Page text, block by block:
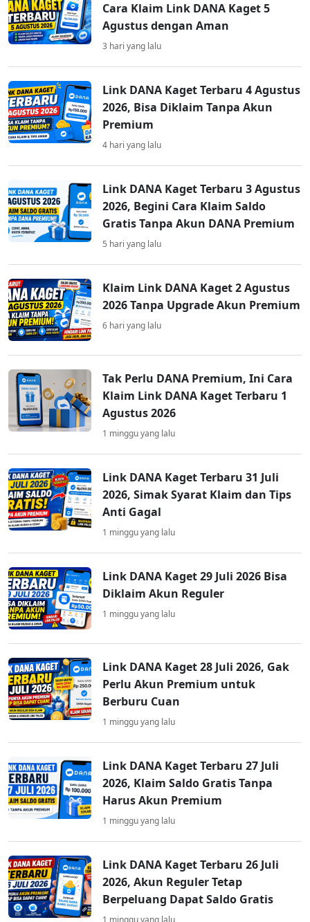
Cara Klaim Link DANA Kaget 5
Agustus dengan Aman
3 hari yang lalu
Link DANA Kaget Terbaru 4 Agustus
2026, Bisa Diklaim Tanpa Akun
Premium
4 hari yang lalu
Link DANA Kaget Terbaru 3 Agustus
2026, Begini Cara Klaim Saldo
Gratis Tanpa Akun DANA Premium
5 hari yang lalu
Klaim Link DANA Kaget 2 Agustus
2026 Tanpa Upgrade Akun Premium
6 hari yang lalu
Tak Perlu DANA Premium, Ini Cara
Klaim Link DANA Kaget Terbaru 1
Agustus 2026
1 minggu yang lalu
Link DANA Kaget Terbaru 31 Juli
2026, Simak Syarat Klaim dan Tips
Anti Gagal
1 minggu yang lalu
Link DANA Kaget 29 Juli 2026 Bisa
Diklaim Akun Reguler
1 minggu yang lalu
Link DANA Kaget 28 Juli 2026, Gak
Perlu Akun Premium untuk
Berburu Cuan
1 minggu yang lalu
Link DANA Kaget Terbaru 27 Juli
2026, Klaim Saldo Gratis Tanpa
Harus Akun Premium
1 minggu yang lalu
Link DANA Kaget Terbaru 26 Juli
2026, Akun Reguler Tetap
Berpeluang Dapat Saldo Gratis